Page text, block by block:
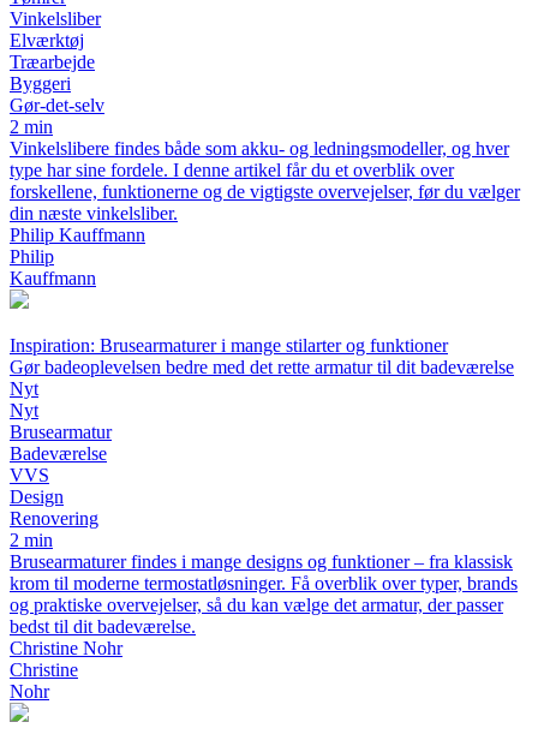
Vinkelsliber
Elværktøj
Træarbejde
Byggeri
Gør-det-selv
2 min
Vinkelslibere findes både som akku- og ledningsmodeller, og hver
type har sine fordele. I denne artikel får du et overblik over
forskellene, funktionerne og de vigtigste overvejelser, før du vælger
din næste vinkelsliber.
Philip Kauffmann
Philip
Kauffmann
Inspiration: Brusearmaturer i mange stilarter og funktioner
Gør badeoplevelsen bedre med det rette armatur til dit badeværelse
Nyt
Nyt
Brusearmatur
Badeværelse
VVS
Design
Renovering
2 min
Brusearmaturer findes i mange designs og funktioner – fra klassisk
krom til moderne termostatløsninger. Få overblik over typer, brands
og praktiske overvejelser, så du kan vælge det armatur, der passer
bedst til dit badeværelse.
Christine Nohr
Christine
Nohr